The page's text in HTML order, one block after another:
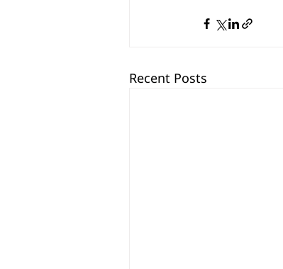
Recent Posts